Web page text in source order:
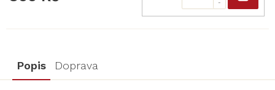
Popis Doprava